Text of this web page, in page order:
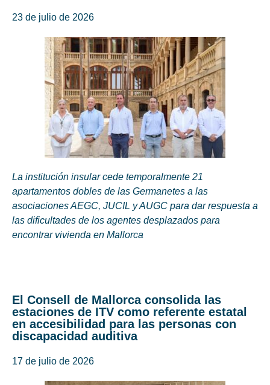
23 de julio de 2026
La institución insular cede temporalmente 21
apartamentos dobles de las Germanetes a las
asociaciones AEGC, JUCIL y AUGC para dar respuesta a
las dificultades de los agentes desplazados para
encontrar vivienda en Mallorca
El Consell de Mallorca consolida las
estaciones de ITV como referente estatal
en accesibilidad para las personas con
discapacidad auditiva
17 de julio de 2026